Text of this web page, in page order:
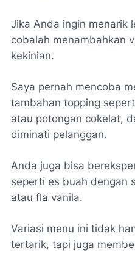
Jika Anda ingin menarik
cobalah menambahkan
kekinian.
Saya pernah mencoba
tambahan topping
atau potongan cokelat,
diminati pelanggan.
Anda juga bisa
seperti es buah dengan
atau fla vanila.
Variasi menu ini tidak
tertarik, tapi juga